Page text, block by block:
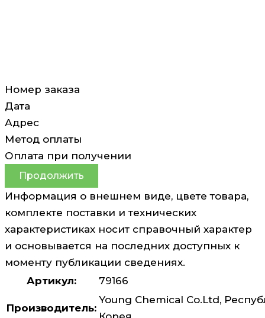
Номер заказа
Дата
Адрес
Метод оплаты
Оплата при получении
Продолжить
Информация о внешнем виде, цвете товара,
комплекте поставки и технических
характеристиках носит справочный характер
и основывается на последних доступных к
моменту публикации сведениях.
Артикул:
79166
Производитель:
Young Chemical Co.Ltd,